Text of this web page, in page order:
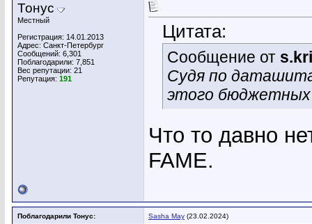
Тонус
Местный
Регистрация: 14.01.2013
Адрес: Санкт-Петербург
Сообщений: 6,301
Поблагодарили: 7,851
Вес репутации: 21
Репутация: 191
Цитата:
Сообщение от
Судя по
этого
Что то давно
FAME.
Поблагодарили Тонус: Sasha May (23.02.2024)